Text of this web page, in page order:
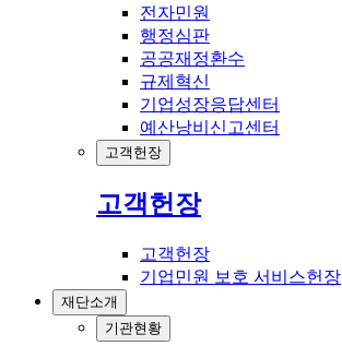
전자민원
행정심판
공공재정환수
규제혁신
기업성장응답센터
예산낭비신고센터
고객헌장
고객헌장
고객헌장
기업민원 보호 서비스헌장
재단소개
기관현황